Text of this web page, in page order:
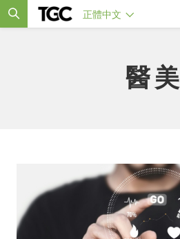
正體中文
醫美